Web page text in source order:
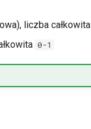
liczba całkowita
0-1